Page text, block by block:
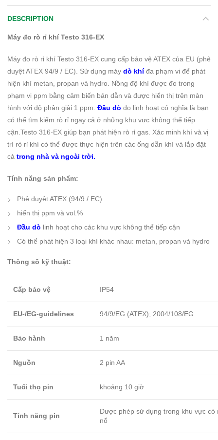
DESCRIPTION
Máy đo rò rỉ khí Testo 316-EX
Máy đo rò rỉ khí Testo 316-EX cung cấp bảo vệ ATEX của EU (phê
duyệt ATEX 94/9 / EC). Sử dụng máy dò khíđa phạm vi để phát
hiện khí metan, propan và hydro. Nồng độ khí được đo trong
phạm vi ppm bằng cảm biến bán dẫn và được hiển thị trên màn
hình với độ phân giải 1 ppm. Đầu dò đo linh hoạt có nghĩa là bạn
có thể tìm kiếm rò rỉ ngay cả ở những khu vực không thể tiếp
cận.Testo 316-EX giúp bạn phát hiện rò rỉ gas. Xác minh khí và vị
trí rò rỉ khí có thể được thực hiện trên các ống dẫn khí và lắp đặt
cả trong nhà và ngoài trời.
Tính năng sản phẩm:
Phê duyệt ATEX (94/9 / EC)
hiển thị ppm và vol.%
Đầu dò linh hoạt cho các khu vực không thể tiếp cận
Có thể phát hiện 3 loại khí khác nhau: metan, propan và hydro
Thông số kỹ thuật:
Cấp bảo vệ IP54
EU-/EG-guidelines 94/9/EG (ATEX); 2004/108/EG
Bảo hành 1 năm
Nguồn 2 pin AA
Tuổi thọ pin khoảng 10 giờ
Tính năng pin
Được phép sử dụng trong khu vực có
nổ